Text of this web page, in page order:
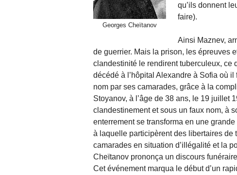
Georges Cheïtanov
qu’ils donnent
faire).
Ainsi Maznev,
de guerrier. Mais la prison, les épreuves
clandestinité le rendirent tuberculeux, ce
décédé à l’hôpital Alexandre à Sofia où
nom par ses camarades, grâce à la
Stoyanov, à l’âge de 38 ans, le 19 juillet
clandestinement et sous un faux nom, à
enterrement se transforma en une
à laquelle participèrent des libertaires de
camarades en situation d’illégalité et la
Cheïtanov prononça un discours
Cet événement marqua le début d’un